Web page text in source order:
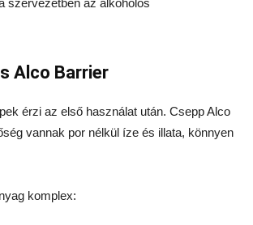
szervezetben az alkoholos
Alco Barrier
érzi az első használat után. Csepp Alco
vannak por nélkül íze és illata, könnyen
komplex: